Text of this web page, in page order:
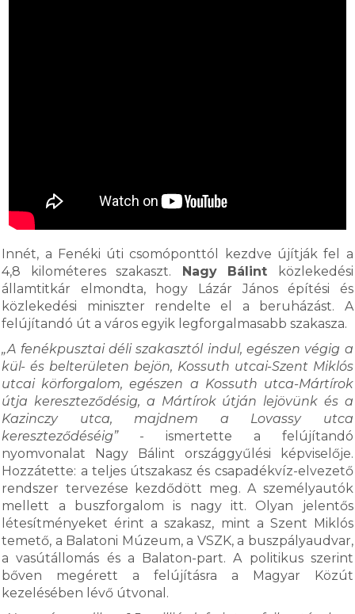
Innét, a Fenéki úti csomóponttól kezdve újítják fel a
4,8 kilométeres szakaszt. Nagy Bálint
közlekedési
államtitkár elmondta, hogy Lázár János építési és
közlekedési miniszter rendelte el a beruházást. A
felújítandó út a város egyik legforgalmasabb szakasza.
„A fenékpusztai déli szakasztól indul, egészen végig a
kül- és belterületen bejön, Kossuth utcai-Szent Miklós
utcai körforgalom, egészen a Kossuth utca-Mártírok
útja kereszteződésig, a Mártírok útján lejövünk és a
Kazinczy utca, majdnem a Lovassy utca
kereszteződéséig”- ismertette a felújítandó
nyomvonalat Nagy Bálint országgyűlési képviselője.
Hozzátette: a teljes útszakasz és csapadékvíz-elvezető
rendszer tervezése kezdődött meg. A személyautók
mellett a buszforgalom is nagy itt. Olyan jelentős
létesítményeket érint a szakasz, mint a Szent Miklós
temető, a Balatoni Múzeum, a VSZK, a buszpályaudvar,
a vasútállomás és a Balaton-part. A politikus szerint
bőven megérett a felújításra a Magyar Közút
kezelésében lévő útvonal.